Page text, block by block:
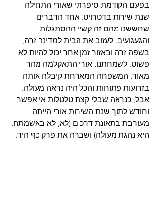
בפעם הקודמת סיפרתי שאורי התחילה
שנת שירות בדטרויט. אחד הדברים
שחששנו מהם זה קשיי ההסתגלות
והגעגועים. לעזוב את הבית למדינה זרה,
בשפה זרה ובאזור זמן אחר יכול להיות לא
פשוט. לשמחתנו, אורי התאקלמה מהר
מאוד, המשפחה המארחת קיבלה אותה
בזרועות פתוחות והכל היה נראה מעולה.
אבל, כנראה שבלי קצת טלטלות אי אפשר
וחודש לתוך שנת השירות אורי הייתה
מעורבת בתאונת דרכים (לא, לא באשמתה.
היא נהגת מעולה) ושברה את פרק כף היד.